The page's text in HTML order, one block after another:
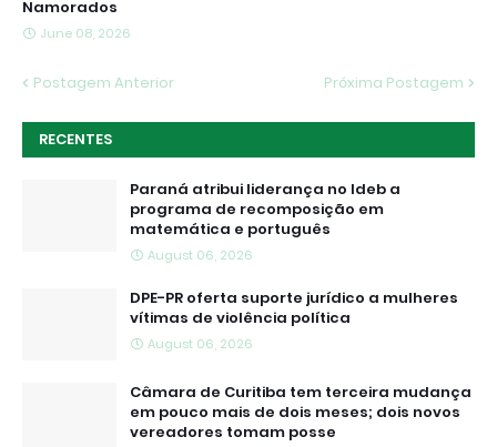
Namorados
June 08, 2026
Postagem Anterior Próxima Postagem
RECENTES
Paraná atribui liderança no Ideb a
programa de recomposição em
matemática e português
August 06, 2026
DPE-PR oferta suporte jurídico a mulheres
vítimas de violência política
August 06, 2026
Câmara de Curitiba tem terceira mudança
em pouco mais de dois meses; dois novos
vereadores tomam posse